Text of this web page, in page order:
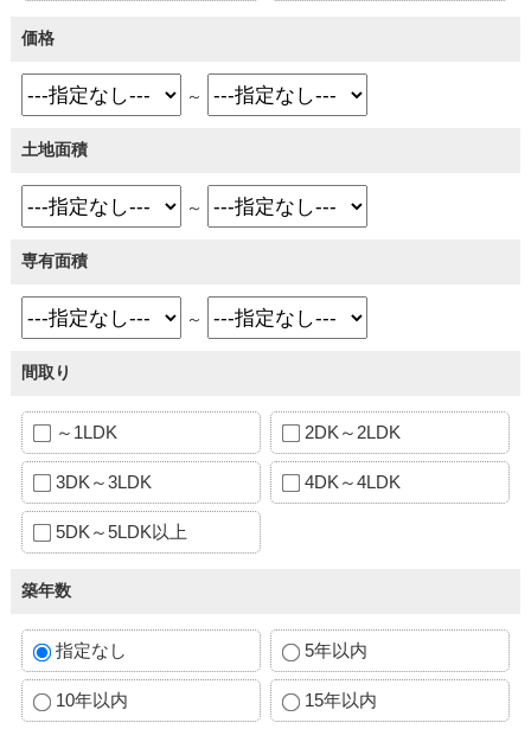
価格
～
土地面積
～
専有面積
～
間取り
～1LDK 2DK～2LDK
3DK～3LDK 4DK～4LDK
5DK～5LDK以上
築年数
指定なし 5年以内
10年以内 15年以内